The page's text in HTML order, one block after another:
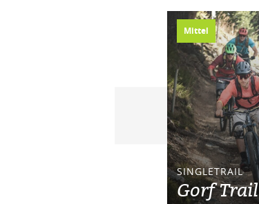
Mittel
SINGLETRAIL
Gorf Trail